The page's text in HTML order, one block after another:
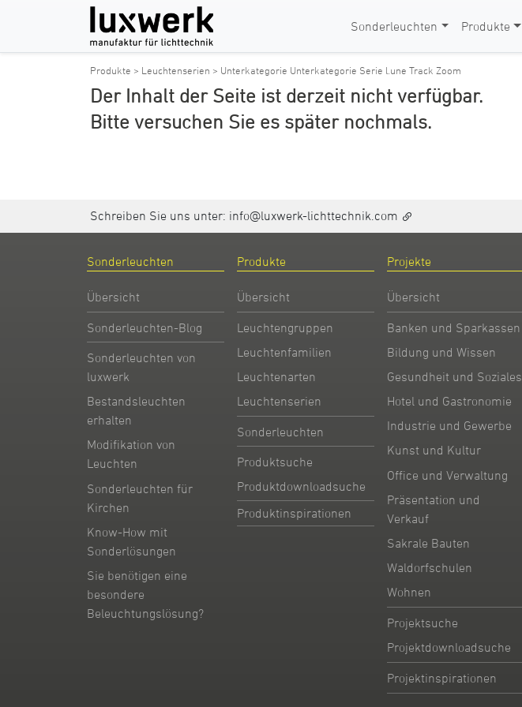
Sonderleuchten Produkte
Produkte > Leuchtenserien > Unterkategorie Unterkategorie Serie l.une Track Zoom
Der Inhalt der Seite ist derzeit nicht verfügbar.
Bitte versuchen Sie es später nochmals.
Schreiben Sie uns unter: info@luxwerk-lichttechnik.com
Sonderleuchten
Übersicht
Sonderleuchten-Blog
Sonderleuchten von
luxwerk
Bestandsleuchten
erhalten
Modifikation von
Leuchten
Sonderleuchten für
Kirchen
Know-How mit
Sonderlösungen
Sie benötigen eine
besondere
Beleuchtungslösung?
Produkte
Übersicht
Leuchtengruppen
Leuchtenfamilien
Leuchtenarten
Leuchtenserien
Sonderleuchten
Produktsuche
Produktdownloadsuche
Produktinspirationen
Projekte
Übersicht
Banken und Sparkassen
Bildung und Wissen
Gesundheit und Soziales
Hotel und Gastronomie
Industrie und Gewerbe
Kunst und Kultur
Office und Verwaltung
Präsentation und
Verkauf
Sakrale Bauten
Waldorfschulen
Wohnen
Projektsuche
Projektdownloadsuche
Projektinspirationen